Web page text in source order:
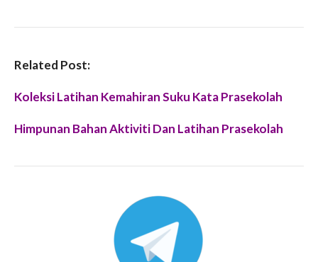
Related Post:
Koleksi Latihan Kemahiran Suku Kata Prasekolah
Himpunan Bahan Aktiviti Dan Latihan Prasekolah